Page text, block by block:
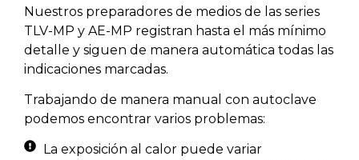
Nuestros preparadores de medios de las series
TLV-MP y AE-MP registran hasta el más mínimo
detalle y siguen de manera automática todas las
indicaciones marcadas.
Trabajando de manera manual con autoclave
podemos encontrar varios problemas:
La exposición al calor puede variar